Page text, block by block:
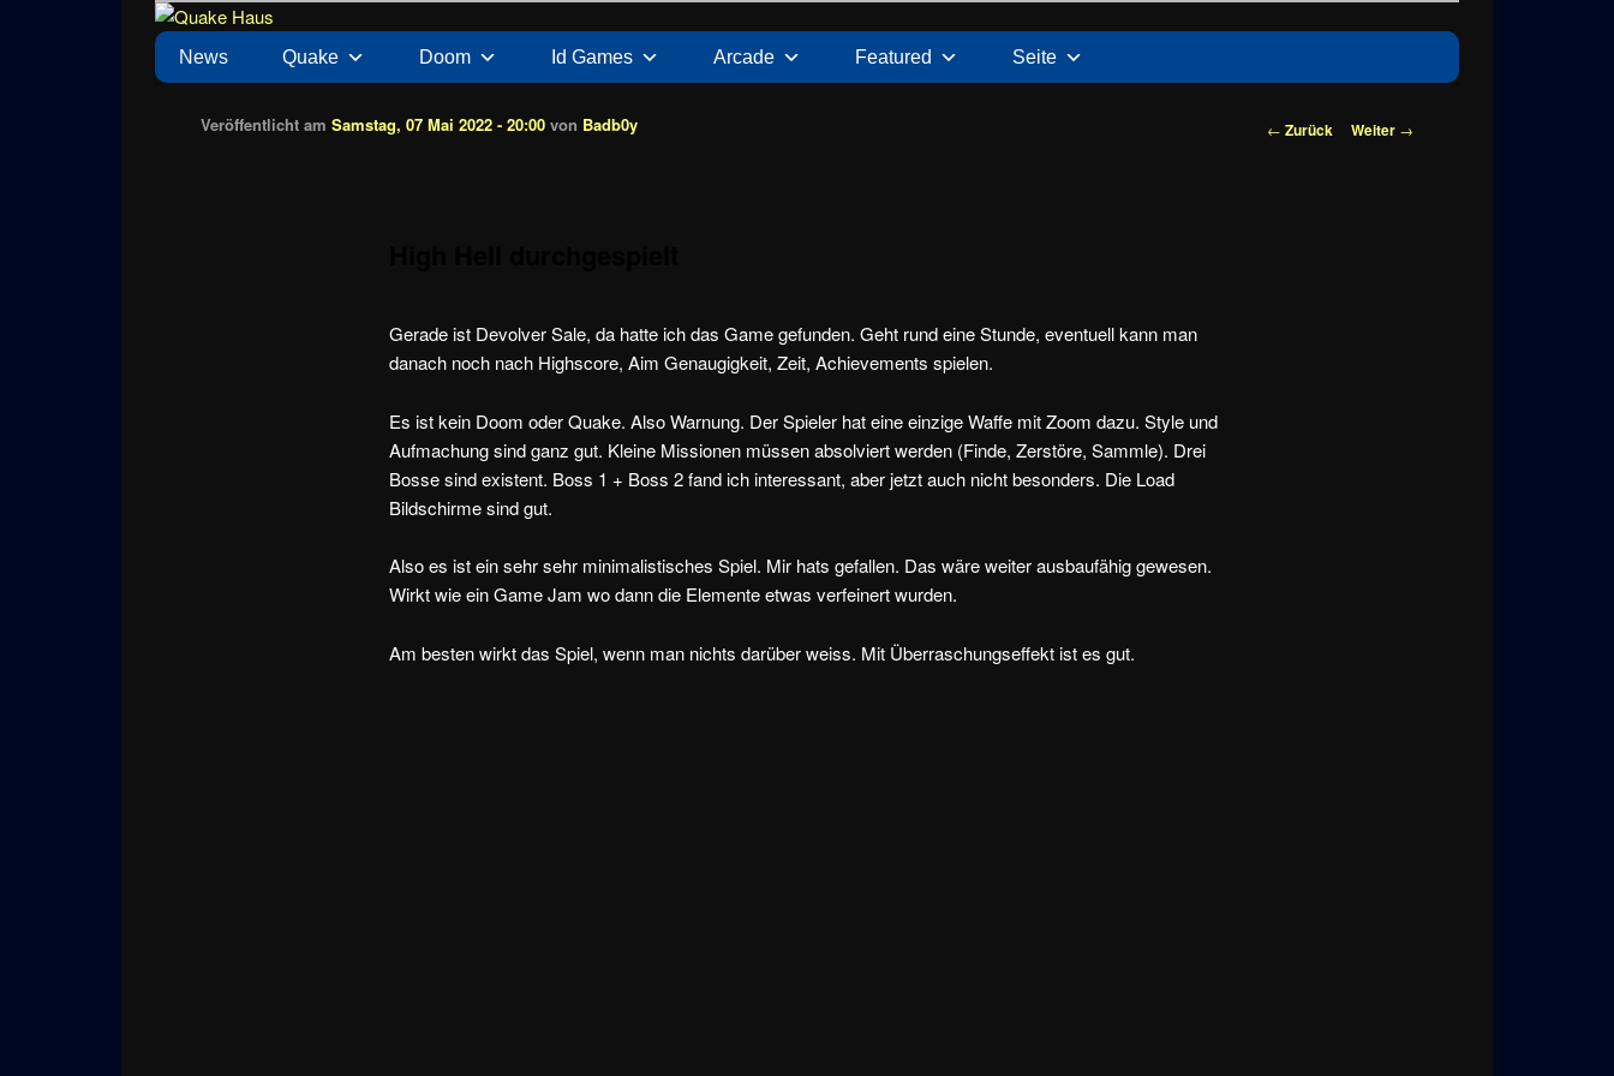
Quake Haus
News zu Quake, Doom, FPS, Arcade
Hauptmenü
News Quake Doom Id Games Arcade Featured Seite
Beitragsnavigation
← Zurück Weiter →
Veröffentlicht amSamstag, 07 Mai 2022 - 20:00 von Badb0y
Gerade ist Devolver Sale, da hatte ich das Game gefunden. Geht rund eine Stunde, eventuell kann man
danach noch nach Highscore, Aim Genaugigkeit, Zeit, Achievements spielen.
Es ist kein Doom oder Quake. Also Warnung. Der Spieler hat eine einzige Waffe mit Zoom dazu. Style und
Aufmachung sind ganz gut. Kleine Missionen müssen absolviert werden (Finde, Zerstöre, Sammle). Drei
Bosse sind existent. Boss 1 + Boss 2 fand ich interessant, aber jetzt auch nicht besonders. Die Load
Bildschirme sind gut.
Also es ist ein sehr sehr minimalistisches Spiel. Mir hats gefallen. Das wäre weiter ausbaufähig gewesen.
Wirkt wie ein Game Jam wo dann die Elemente etwas verfeinert wurden.
Am besten wirkt das Spiel, wenn man nichts darüber weiss. Mit Überraschungseffekt ist es gut.